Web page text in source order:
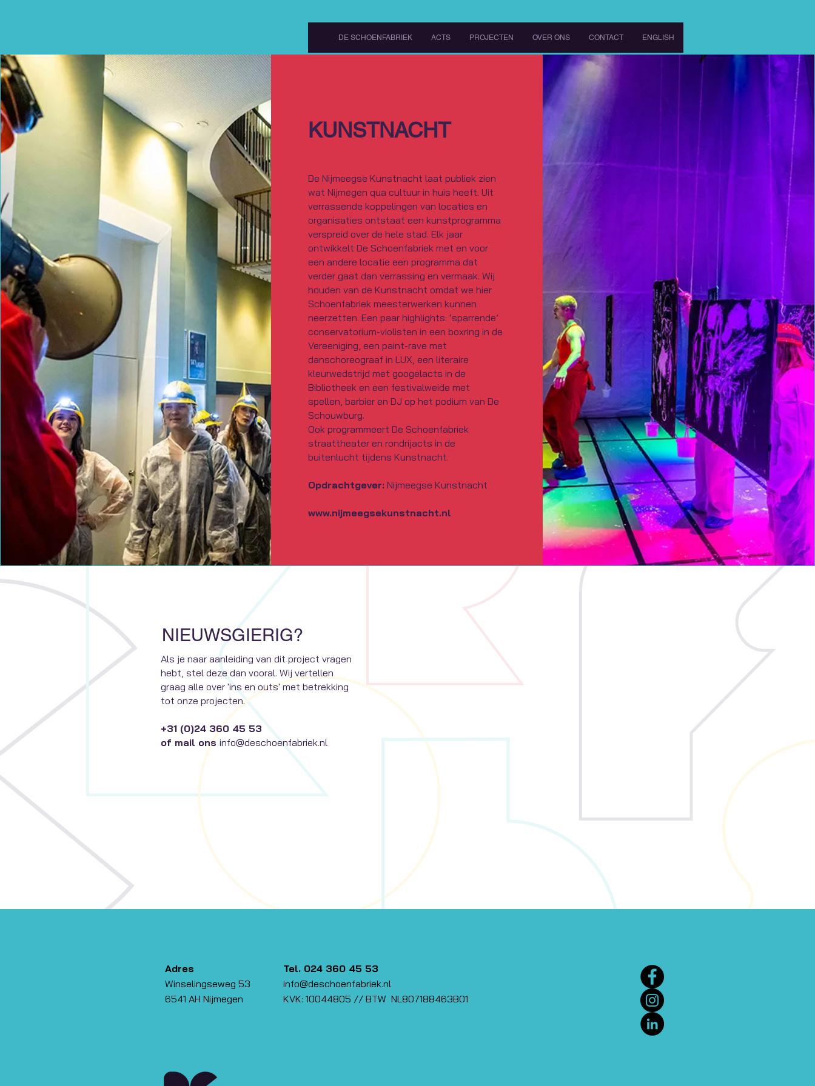
DE SCHOENFABRIEK ACTS PROJECTEN OVER ONS CONTACT ENGLISH
NIEUWSGIERIG?
Als je naar aanleiding van dit project vragen
hebt, stel deze dan vooral. Wij vertellen
graag alle over 'ins en outs' met betrekking
tot onze projecten.
+31 (0)24 360 45 53
of mail ons info@deschoenfabriek.nl
KUNSTNACHT
De Nijmeegse Kunstnacht laat publiek zien
wat Nijmegen qua cultuur in huis heeft. Uit
verrassende koppelingen van locaties en
organisaties ontstaat een kunstprogramma
verspreid over de hele stad. Elk jaar
ontwikkelt De Schoenfabriek met en voor
een andere locatie een programma dat
verder gaat dan verrassing en vermaak. Wij
houden van de Kunstnacht omdat we hier
Schoenfabriek meesterwerken kunnen
neerzetten. Een paar highlights: ‘sparrende’
conservatorium-violisten in een boxring in de
Vereeniging, een paint-rave met
danschoreograaf in LUX, een literaire
kleurwedstrijd met googelacts in de
Bibliotheek en een festivalweide met
spellen, barbier en DJ op het podium van De
Schouwburg.
Ook programmeert De Schoenfabriek
straattheater en rondrijacts in de
buitenlucht tijdens Kunstnacht.
Opdrachtgever: Nijmeegse Kunstnacht
www.nijmeegsekunstnacht.nl
Adres
Winselingseweg 53
6541 AH Nijmegen
Tel. 024 360 45 53
info@deschoenfabriek.nl
KVK: 10044805 // BTW NL807188463B01